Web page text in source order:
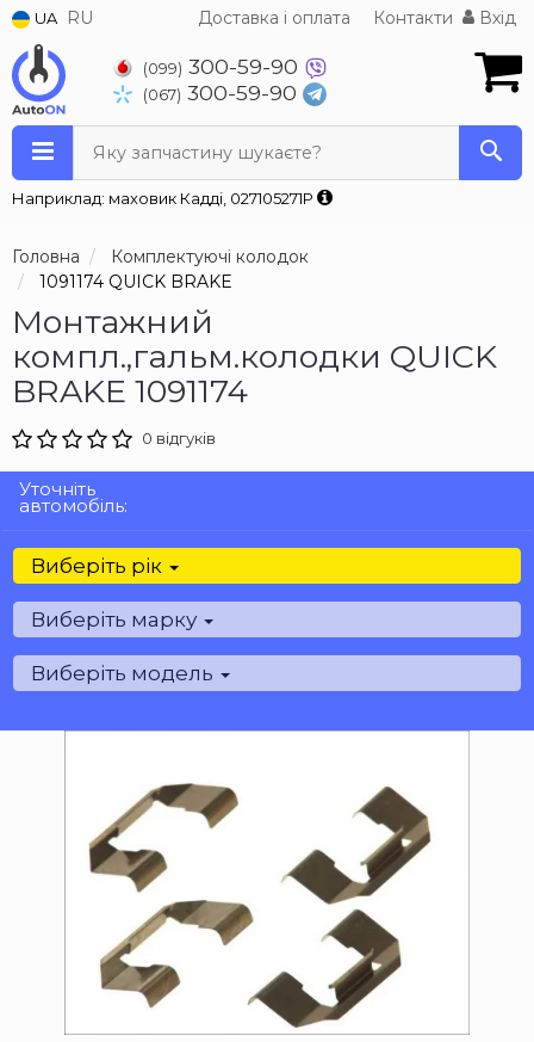
UA RU Доставка і оплата Контакти Вхід
(099) 300-59-90
(067) 300-59-90
Яку запчастину шукаєте?
Наприклад: маховик Кадді, 027105271P
Головна
Комплектуючі колодок
1091174 QUICK BRAKE
Монтажний
компл.,гальм.колодки QUICK
BRAKE 1091174
0 відгуків
Уточніть
автомобіль:
Виберіть рік
Виберіть марку
Виберіть модель